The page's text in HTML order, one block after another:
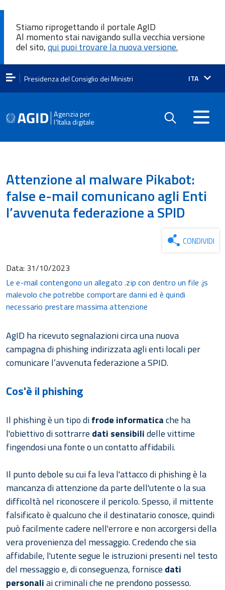
Stiamo riprogettando il portale AgID
Al momento stai navigando sulla vecchia versione
del sito,qui puoi trovare la nuova versione.
Presidenza del Consiglio dei Ministri Lingua
ITA
Agenzia per
l'Italia digitale
Attenzione al malware Pikabot:
false e-mail comunicano agli Enti
l’avvenuta federazione a SPID
CONDIVIDI
Data: 31/10/2023
Le e-mail contengono un allegato .zip con dentro un file .js
malevolo che potrebbe comportare danni ed è quindi
necessario prestare massima attenzione
AgID ha ricevuto segnalazioni circa una nuova
campagna di phishing indirizzata agli enti locali per
comunicare l’avvenuta federazione a SPID.
Cos'è il phishing
Il phishing è un tipo difrode informaticache ha
l'obiettivo di sottrarre dati sensibilidelle vittime
fingendosi una fonte o un contatto affidabili.
Il punto debole su cui fa leva l'attacco di phishing è la
mancanza di attenzione da parte dell'utente o la sua
difficoltà nel riconoscere il pericolo. Spesso, il mittente
falsificato è qualcuno che il destinatario conosce, quindi
può facilmente cadere nell'errore e non accorgersi della
vera provenienza del messaggio. Credendo che sia
affidabile, l'utente segue le istruzioni presenti nel testo
del messaggio e, di conseguenza, fornisce dati
personaliai criminali che ne prendono possesso.